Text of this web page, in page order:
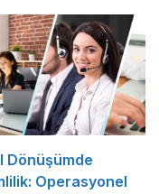
Dönüşümde
Operasyonel